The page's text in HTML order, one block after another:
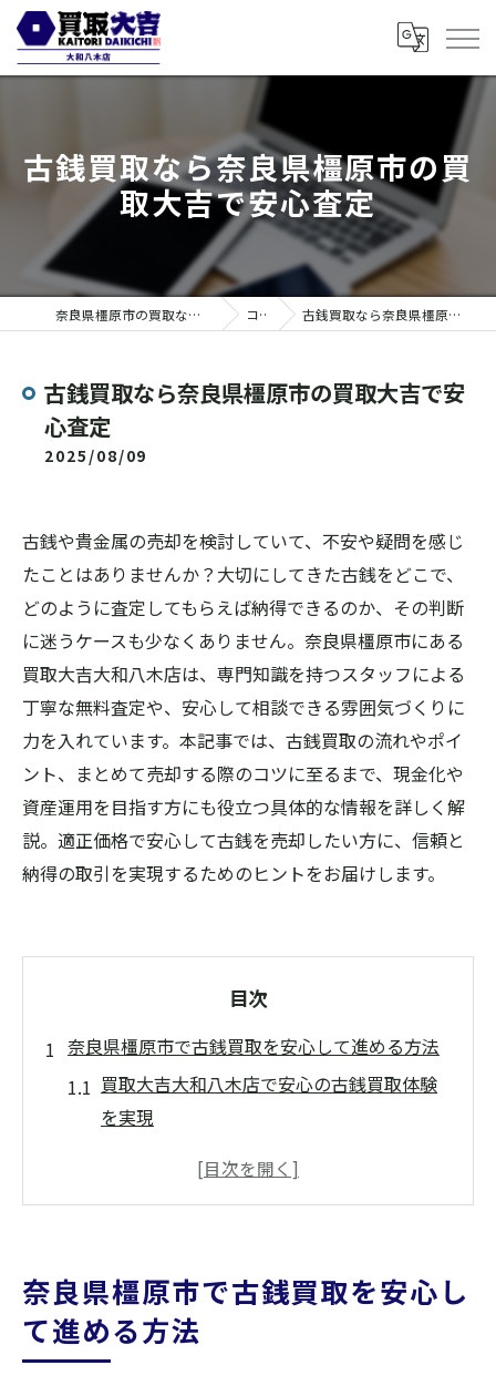
古銭買取なら奈良県橿原市の買
取大吉で安心査定
奈良県橿原市の買取なら買取大吉 大和八木店 コラム 古銭買取なら奈良県橿原市の買取大吉で安心査定
古銭買取なら奈良県橿原市の買取大吉で安
心査定
2025/08/09
古銭や貴金属の売却を検討していて、不安や疑問を感じ
たことはありませんか？大切にしてきた古銭をどこで、
どのように査定してもらえば納得できるのか、その判断
に迷うケースも少なくありません。奈良県橿原市にある
買取大吉大和八木店は、専門知識を持つスタッフによる
丁寧な無料査定や、安心して相談できる雰囲気づくりに
力を入れています。本記事では、古銭買取の流れやポイ
ント、まとめて売却する際のコツに至るまで、現金化や
資産運用を目指す方にも役立つ具体的な情報を詳しく解
説。適正価格で安心して古銭を売却したい方に、信頼と
納得の取引を実現するためのヒントをお届けします。
目次
奈良県橿原市で古銭買取を安心して進める方法
買取大吉大和八木店で安心の古銭買取体験
を実現
奈良県橿原市で信頼できる買取大吉の選び
古銭買取で後悔しないためのポイントを徹
底解説
買取大吉大和八木店利用者の評判と安心感
奈良県橿原市で古銭買取を安心し
て進める方法